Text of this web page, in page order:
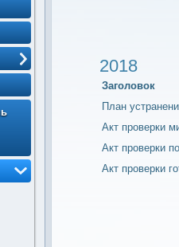
2018
Заголовок
План
Акт проверки
Акт проверки
Акт проверки